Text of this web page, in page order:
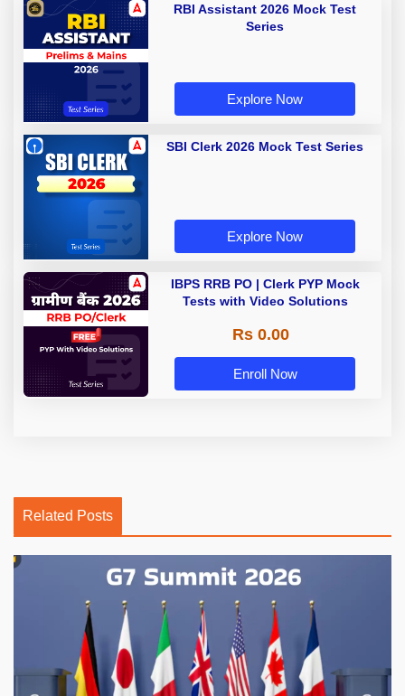
RBI Assistant 2026 Mock Test
Series
Explore Now
SBI Clerk 2026 Mock Test Series
Explore Now
IBPS RRB PO | Clerk PYP Mock
Tests with Video Solutions
Rs 0.00
Enroll Now
Related Posts